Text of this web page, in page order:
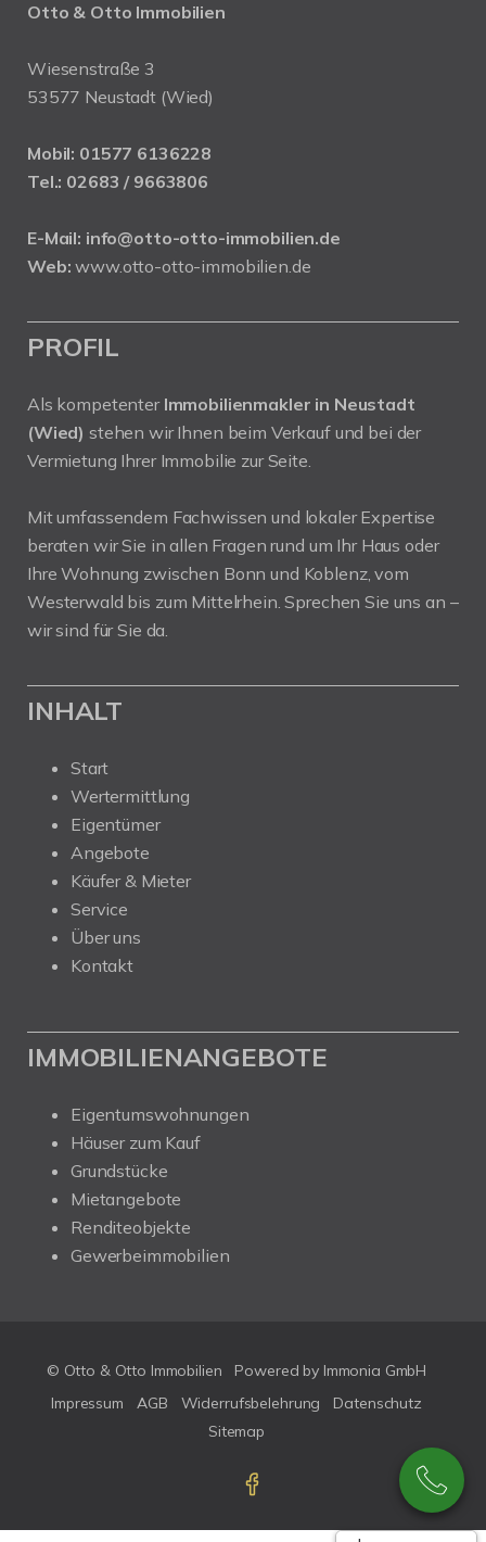
Otto & Otto Immobilien
Wiesenstraße 3
53577 Neustadt (Wied)
Mobil: 01577 6136228
Tel.: 02683 / 9663806
E-Mail: info@otto-otto-immobilien.de
Web: www.otto-otto-immobilien.de
PROFIL
Als kompetenter Immobilienmakler in Neustadt
(Wied) stehen wir Ihnen beim Verkauf und bei der
Vermietung Ihrer Immobilie zur Seite.
Mit umfassendem Fachwissen und lokaler Expertise
beraten wir Sie in allen Fragen rund um Ihr Haus oder
Ihre Wohnung zwischen Bonn und Koblenz, vom
Westerwald bis zum Mittelrhein. Sprechen Sie uns an –
wir sind für Sie da.
INHALT
Start
Wertermittlung
Eigentümer
Angebote
Käufer & Mieter
Service
Über uns
Kontakt
IMMOBILIENANGEBOTE
Eigentumswohnungen
Häuser zum Kauf
Grundstücke
Mietangebote
Renditeobjekte
Gewerbeimmobilien
© Otto & Otto Immobilien
Powered by Immonia GmbH
Impressum
AGB Widerrufsbelehrung
Datenschutz
Sitemap